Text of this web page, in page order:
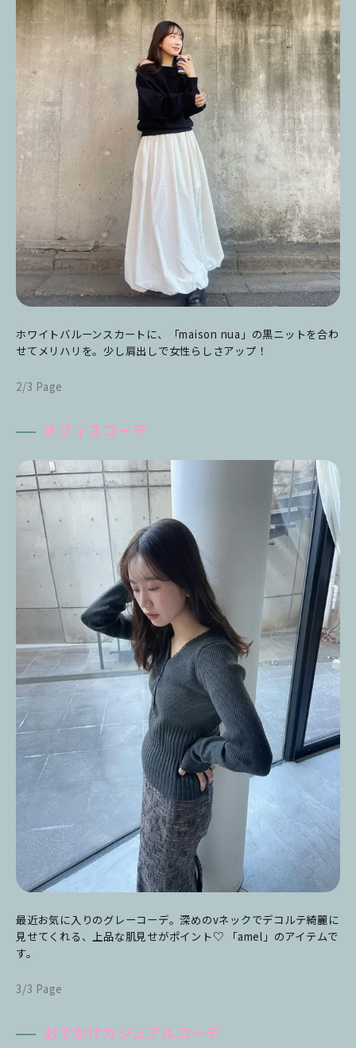
ホワイトバルーンスカートに、「maison nua」の黒ニットを合わ
せてメリハリを。少し肩出しで女性らしさアップ！
2/3 Page
オフィスコーデ
最近お気に入りのグレーコーデ。深めのvネックでデコルテ綺麗に
見せてくれる、上品な肌見せがポイント♡ 「amel」のアイテムで
す。
3/3 Page
おでかけカジュアルコーデ